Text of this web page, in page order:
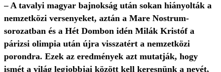
– A tavalyi magyar bajnokság után sokan hiányolták a
nemzetközi versenyeket, aztán a Mare Nostrum-
sorozatban és a Hét Dombon idén Milák Kristóf a
párizsi olimpia után újra visszatért a nemzetközi
porondra. Ezek az eredmények azt mutatják, hogy
ismét a világ legjobbjai között kell keresnünk a nevét,